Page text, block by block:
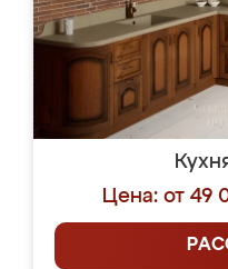
Цена: от 49